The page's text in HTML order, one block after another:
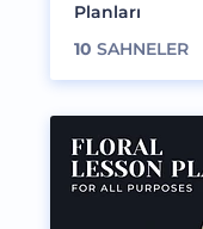
Planları
10 SAHNELER